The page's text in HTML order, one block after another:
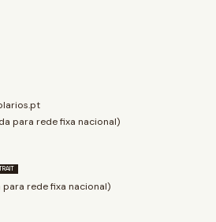
para rede fixa nacional)
para rede fixa nacional)